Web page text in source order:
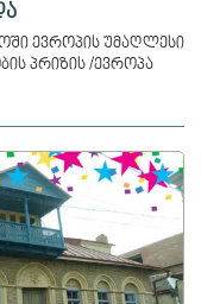
ევროპის უმაღლესი
პრიზის /ევროპა